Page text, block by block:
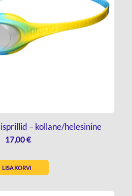
– kollane/helesinine
17,00€
LISA KORVI